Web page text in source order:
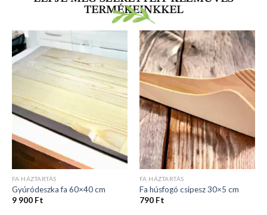
TERMÉKEINKKEL
FA HÁZTARTÁS
Gyúródeszka fa 60×40 cm
9 900 Ft
FA HÁZTARTÁS
Fa húsfogó csipesz 30×5 cm
790 Ft